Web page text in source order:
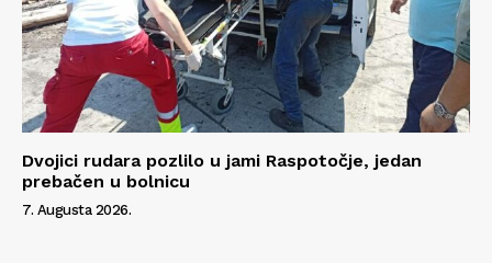
Dvojici rudara pozlilo u jami Raspotočje, jedan
prebačen u bolnicu
7. Augusta 2026.